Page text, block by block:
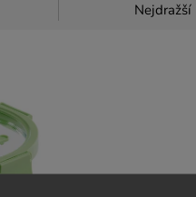
Nejdražší